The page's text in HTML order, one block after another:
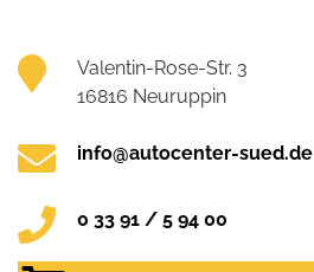
Valentin-Rose-Str. 3
16816 Neuruppin
info@autocenter-sued.de
0 33 91 / 5 94 00